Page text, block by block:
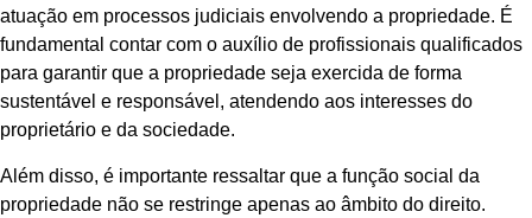
atuação em processos judiciais envolvendo a propriedade. É
fundamental contar com o auxílio de profissionais qualificados
para garantir que a propriedade seja exercida de forma
sustentável e responsável, atendendo aos interesses do
proprietário e da sociedade.
Além disso, é importante ressaltar que a função social da
propriedade não se restringe apenas ao âmbito do direito.